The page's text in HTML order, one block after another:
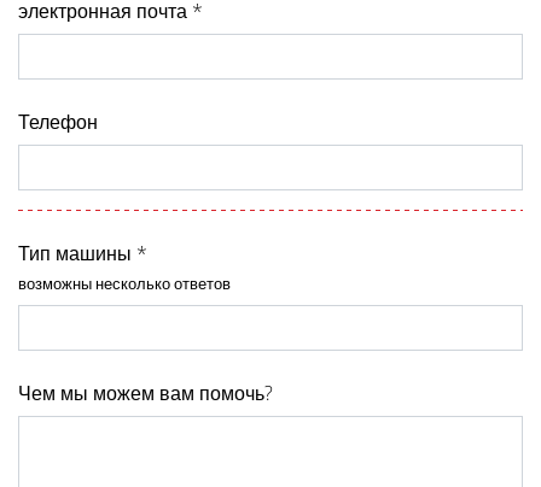
электронная почта *
Телефон
Тип машины *
возможны несколько ответов
Чем мы можем вам помочь?